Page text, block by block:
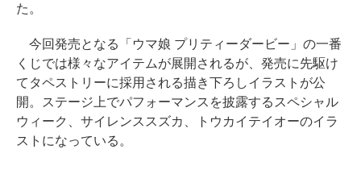
た。
今回発売となる「ウマ娘 プリティーダービー」の一番
くじでは様々なアイテムが展開されるが、発売に先駆け
てタペストリーに採用される描き下ろしイラストが公
開。ステージ上でパフォーマンスを披露するスペシャル
ウィーク、サイレンススズカ、トウカイテイオーのイラ
ストになっている。